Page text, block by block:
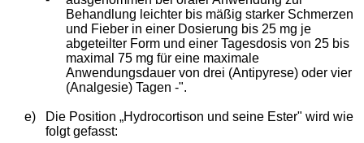
Behandlung leichter bis mäßig starker Schmerzen
und Fieber in einer Dosierung bis 25 mg je
abgeteilter Form und einer Tagesdosis von 25 bis
maximal 75 mg für eine maximale
Anwendungsdauer von drei (Antipyrese) oder vier
(Analgesie) Tagen -".
e)
Die Position „Hydrocortison und seine Ester" wird wie
folgt gefasst: